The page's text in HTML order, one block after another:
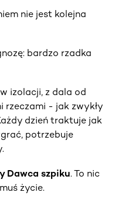
nie jest kolejna
bardzo rzadka
izolacji, z dala od
rzeczami - jak zwykły
dzień traktuje jak
potrzebuje
Dawca szpiku. To nic
życie.